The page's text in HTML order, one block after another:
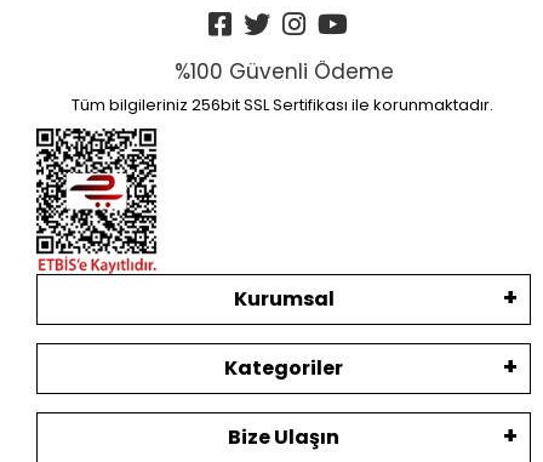
%100 Güvenli Ödeme
Tüm bilgileriniz 256bit SSL Sertifikası ile korunmaktadır.
Kurumsal
Kategoriler
Bize Ulaşın